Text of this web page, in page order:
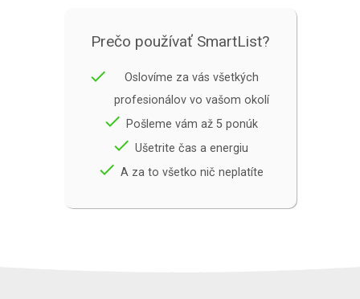
Prečo používať SmartList?
done
Oslovíme za vás všetkých
profesionálov vo vašom okolí
done Pošleme vám až 5 ponúk
done Ušetrite čas a energiu
done A za to všetko nič neplatíte